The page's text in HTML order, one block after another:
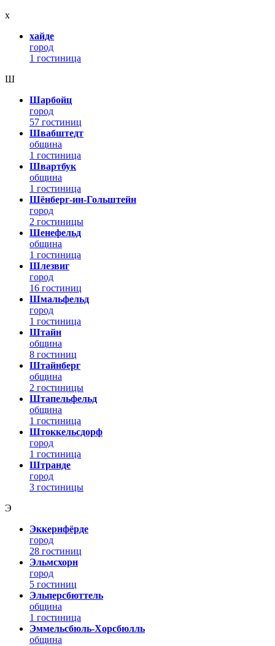
х
хайде
город
1 гостиница
Ш
Шарбойц
город
57 гостиниц
Швабштедт
община
1 гостиница
Швартбук
община
1 гостиница
Шёнберг-ин-Гольштейн
город
2 гостиницы
Шенефельд
община
1 гостиница
Шлезвиг
город
16 гостиниц
Шмальфельд
город
1 гостиница
Штайн
община
8 гостиниц
Штайнберг
община
2 гостиницы
Штапельфельд
община
1 гостиница
Штоккельсдорф
город
1 гостиница
Штранде
город
3 гостиницы
Э
Эккернфёрде
город
28 гостиниц
Эльмсхорн
город
5 гостиниц
Эльперсбюттель
община
1 гостиница
Эммельсбюль-Хорсбюлль
община